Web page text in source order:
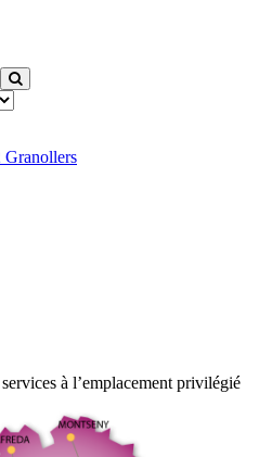
Granollers
à l’emplacement privilégié